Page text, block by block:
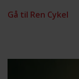
Gå til Ren Cykel